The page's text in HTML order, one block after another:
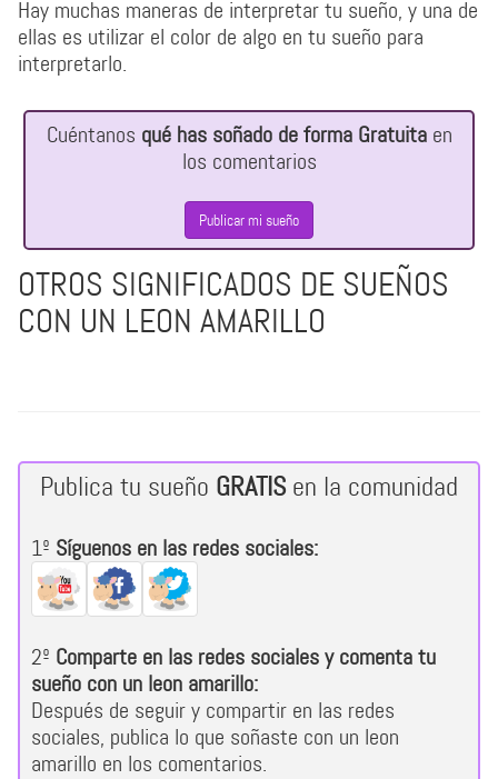
Hay muchas maneras de interpretar tu sueño, y una de
ellas es utilizar el color de algo en tu sueño para
interpretarlo.
Cuéntanos qué has soñado de forma Gratuitaen
los comentarios
Publicar mi sueño
OTROS SIGNIFICADOS DE SUEÑOS
CON UN LEON AMARILLO
Publica tu sueño GRATISen la comunidad
1º Síguenos en las redes sociales:
2º Comparte en las redes sociales y comenta tu
sueño con un leon amarillo:
Después de seguir y compartir en las redes
sociales, publica lo que soñaste con un leon
amarillo en los comentarios.